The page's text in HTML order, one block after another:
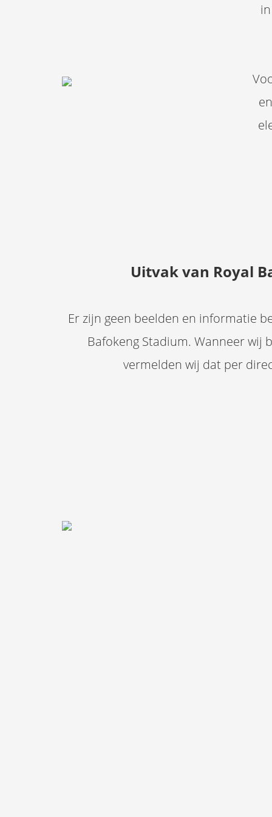
Uitvak van Royal
Er zijn geen beelden en informatie
Bafokeng Stadium. Wanneer
vermelden wij dat per